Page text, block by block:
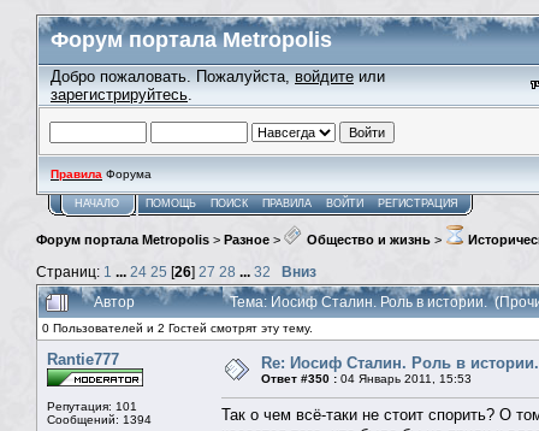
Форум портала Metropolis
Добро пожаловать. Пожалуйста, войдите или
зарегистрируйтесь.
Правила Форума
НАЧАЛО ПОМОЩЬ ПОИСК ПРАВИЛА ВОЙТИ РЕГИСТРАЦИЯ
Форум портала Metropolis > Разное > Общество и жизнь >
Страниц: 1 ... 24 25 [26] 27 28 ... 32
Вниз
Автор
Тема: Иосиф Сталин. Роль в истории.
0 Пользователей и 2 Гостей смотрят эту тему.
Rantie777
Репутация: 101
Сообщений: 1394
Re: Иосиф Сталин. Роль в истории.
Ответ #350 : 04 Январь 2011, 15:53
Так о чем всё-таки не стоит спорить? О